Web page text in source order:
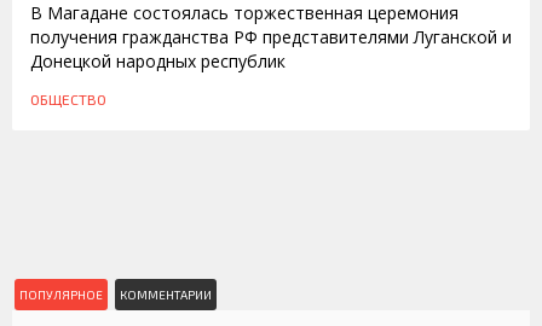
В Магадане состоялась торжественная церемония
получения гражданства РФ представителями Луганской и
Донецкой народных республик
ОБЩЕСТВО
ПОПУЛЯРНОЕ КОММЕНТАРИИ